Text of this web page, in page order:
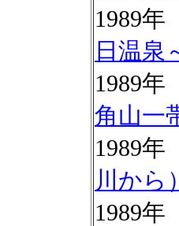
1989
日温泉
1989
角山一
1989
川から）
1989